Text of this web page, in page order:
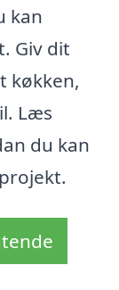
kan
Giv dit
køkken,
Læs
du kan